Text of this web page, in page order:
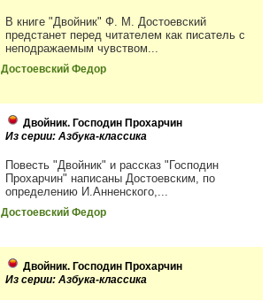
В книге "Двойник" Ф. М. Достоевский
предстанет перед читателем как писатель с
неподражаемым чувством...
Достоевский Федор
Двойник. Господин Прохарчин
Из серии: Азбука-классика
Повесть "Двойник" и рассказ "Господин
Прохарчин" написаны Достоевским, по
определению И.Анненского,...
Достоевский Федор
Двойник. Господин Прохарчин
Из серии: Азбука-классика